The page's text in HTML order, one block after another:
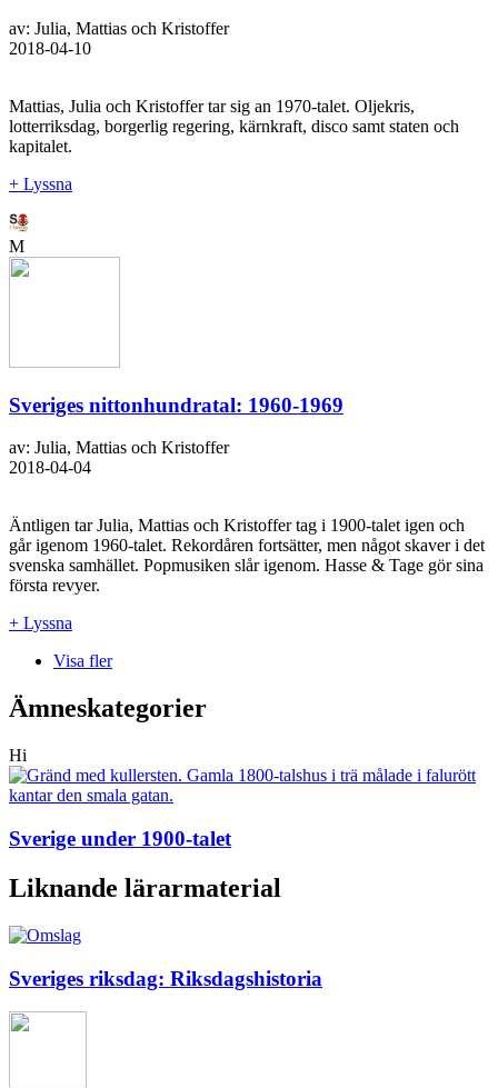
av: Julia, Mattias och Kristoffer
2018-04-10
Mattias, Julia och Kristoffer tar sig an 1970-talet. Oljekris,
lotterriksdag, borgerlig regering, kärnkraft, disco samt staten och
kapitalet.
+ Lyssna
M
Sveriges nittonhundratal: 1960-1969
av: Julia, Mattias och Kristoffer
2018-04-04
Äntligen tar Julia, Mattias och Kristoffer tag i 1900-talet igen och
går igenom 1960-talet. Rekordåren fortsätter, men något skaver i det
svenska samhället. Popmusiken slår igenom. Hasse & Tage gör sina
första revyer.
+ Lyssna
Visa fler
Ämneskategorier
Hi
Sverige under 1900-talet
Liknande lärarmaterial
Sveriges riksdag: Riksdagshistoria